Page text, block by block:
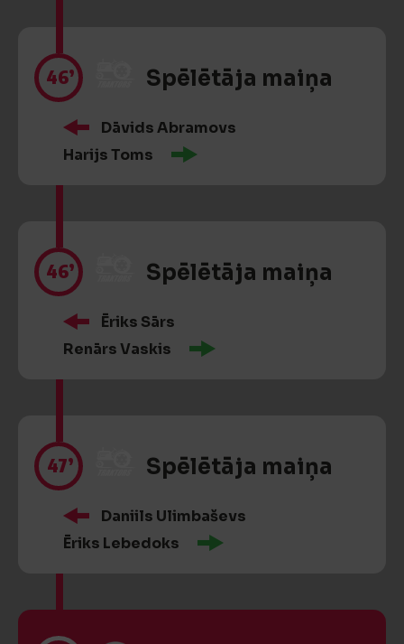
46’ Spēlētāja maiņa
Dāvids Abramovs
Harijs Toms
46’ Spēlētāja maiņa
Ēriks Sārs
Renārs Vaskis
47’ Spēlētāja maiņa
Daniils Ulimbaševs
Ēriks Lebedoks